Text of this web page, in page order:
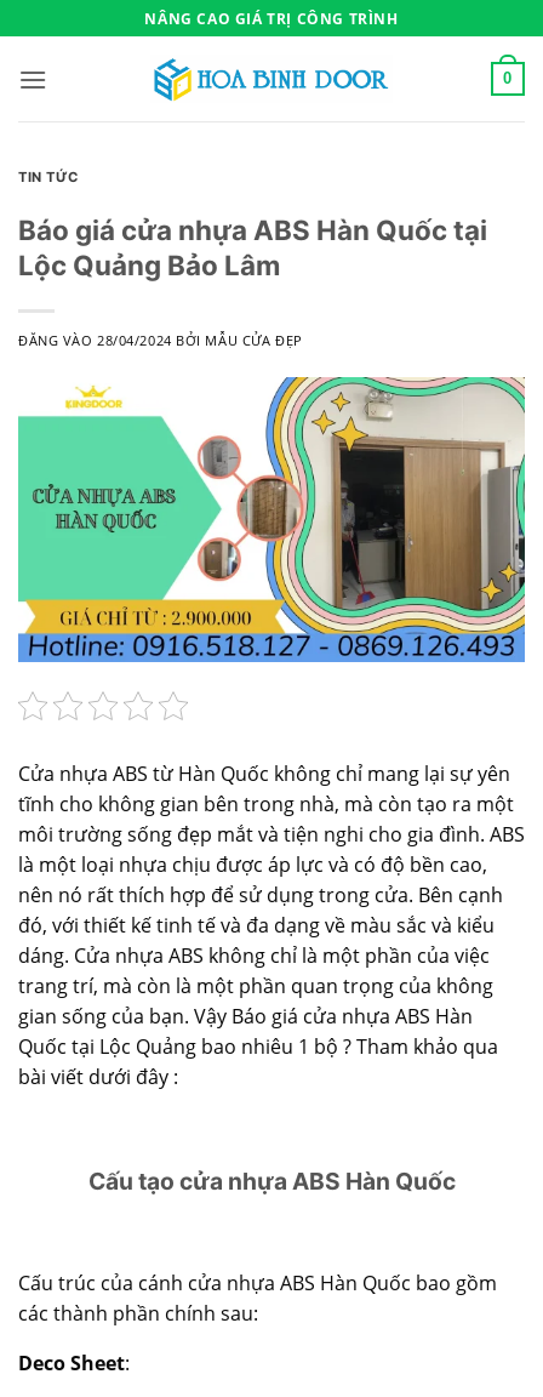
qua
nội
NÂNG CAO GIÁ TRỊ CÔNG TRÌNH
0
TIN TỨC
Báo giá cửa nhựa ABS Hàn Quốc tại
Lộc Quảng Bảo Lâm
ĐĂNG VÀO 28/04/2024 BỞI MẪU CỬA ĐẸP
Cửa nhựa ABS từ Hàn Quốc không chỉ mang lại sự yên
tĩnh cho không gian bên trong nhà, mà còn tạo ra một
môi trường sống đẹp mắt và tiện nghi cho gia đình. ABS
là một loại nhựa chịu được áp lực và có độ bền cao,
nên nó rất thích hợp để sử dụng trong cửa. Bên cạnh
đó, với thiết kế tinh tế và đa dạng về màu sắc và kiểu
dáng. Cửa nhựa ABS không chỉ là một phần của việc
trang trí, mà còn là một phần quan trọng của không
gian sống của bạn. Vậy Báo giá cửa nhựa ABS Hàn
Quốc tại Lộc Quảng bao nhiêu 1 bộ ? Tham khảo qua
bài viết dưới đây :
Cấu tạo cửa nhựa ABS Hàn Quốc
Cấu trúc của cánh cửa nhựa ABS Hàn Quốc bao gồm
các thành phần chính sau:
Deco Sheet: